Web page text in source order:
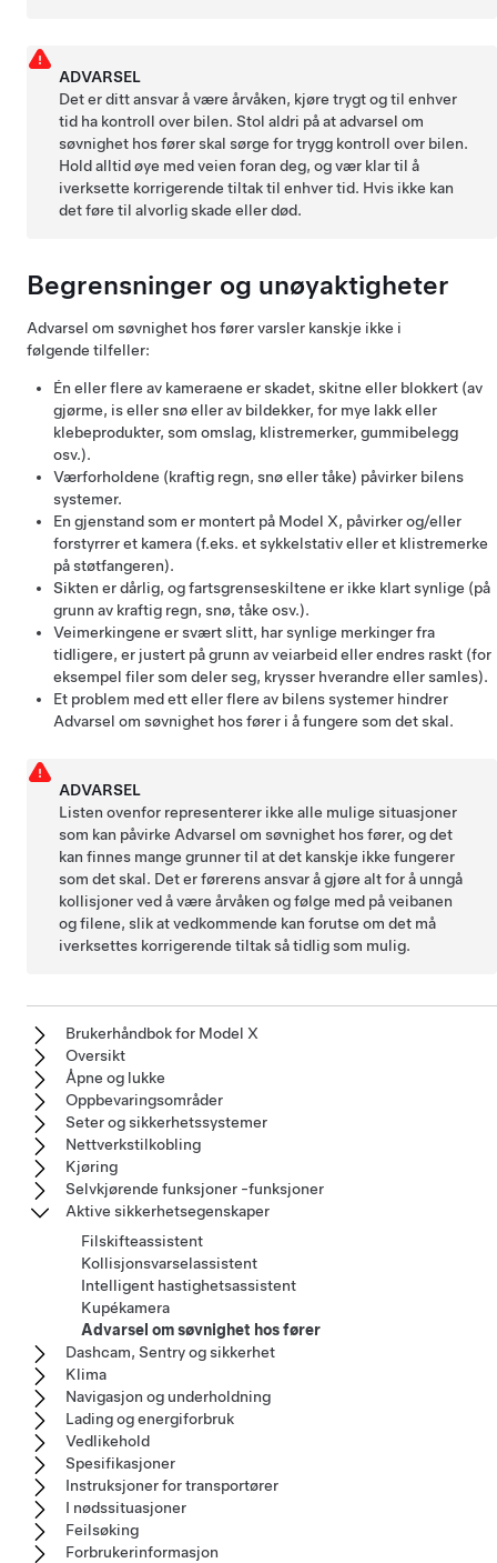
ADVARSEL
Det er ditt ansvar å være årvåken, kjøre trygt og til enhver
tid ha kontroll over bilen. Stol aldri på at advarsel om
søvnighet hos fører skal sørge for trygg kontroll over bilen.
Hold alltid øye med veien foran deg, og vær klar til å
iverksette korrigerende tiltak til enhver tid. Hvis ikke kan
det føre til alvorlig skade eller død.
Begrensninger og unøyaktigheter
Advarsel om søvnighet hos fører varsler kanskje ikke i
følgende tilfeller:
Én eller flere av kameraene er skadet, skitne eller blokkert (av
gjørme, is eller snø eller av bildekker, for mye lakk eller
klebeprodukter, som omslag, klistremerker, gummibelegg
osv.).
Værforholdene (kraftig regn, snø eller tåke) påvirker bilens
systemer.
En gjenstand som er montert på Model X, påvirker og/eller
forstyrrer et kamera (f.eks. et sykkelstativ eller et klistremerke
på støtfangeren).
Sikten er dårlig, og fartsgrenseskiltene er ikke klart synlige (på
grunn av kraftig regn, snø, tåke osv.).
Veimerkingene er svært slitt, har synlige merkinger fra
tidligere, er justert på grunn av veiarbeid eller endres raskt (for
eksempel filer som deler seg, krysser hverandre eller samles).
Et problem med ett eller flere av bilens systemer hindrer
Advarsel om søvnighet hos fører i å fungere som det skal.
ADVARSEL
Listen ovenfor representerer ikke alle mulige situasjoner
som kan påvirke Advarsel om søvnighet hos fører, og det
kan finnes mange grunner til at det kanskje ikke fungerer
som det skal. Det er førerens ansvar å gjøre alt for å unngå
kollisjoner ved å være årvåken og følge med på veibanen
og filene, slik at vedkommende kan forutse om det må
iverksettes korrigerende tiltak så tidlig som mulig.
Brukerhåndbok for Model X
Oversikt
Åpne og lukke
Oppbevaringsområder
Seter og sikkerhetssystemer
Nettverkstilkobling
Kjøring
Selvkjørende funksjoner -funksjoner
Aktive sikkerhetsegenskaper
Filskifteassistent
Kollisjonsvarselassistent
Intelligent hastighetsassistent
Kupékamera
Advarsel om søvnighet hos fører
Dashcam, Sentry og sikkerhet
Klima
Navigasjon og underholdning
Lading og energiforbruk
Vedlikehold
Spesifikasjoner
Instruksjoner for transportører
I nødssituasjoner
Feilsøking
Forbrukerinformasjon